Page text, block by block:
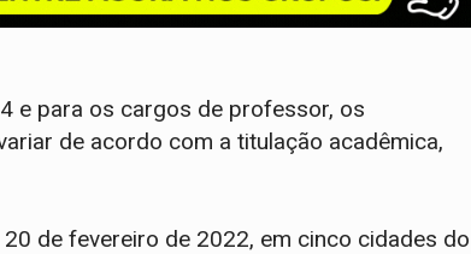
e para os cargos de professor, os
de acordo com a titulação acadêmica,
de fevereiro de 2022, em cinco cidades do